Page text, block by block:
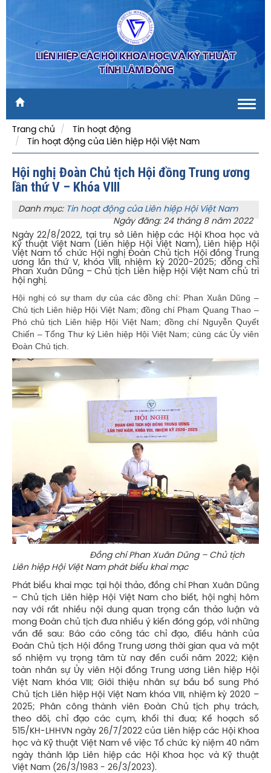
LIÊN HIỆP CÁC HỘI KHOA HỌC VÀ KỸ THUẬT
TỈNH LÂM ĐỒNG
Trang chủ
Tin hoạt động
Tin hoạt động của Liên hiệp Hội Việt Nam
Hội nghị Đoàn Chủ tịch Hội đồng Trung ương
lần thứ V – Khóa VIII
Danh mục: Tin hoạt động của Liên hiệp Hội Việt Nam
Ngày đăng: 24 tháng 8 năm 2022
Ngày 22/8/2022, tại trụ sở Liên hiệp các Hội Khoa học và
Kỹ thuật Việt Nam (Liên hiệp Hội Việt Nam), Liên hiệp Hội
Việt Nam tổ chức Hội nghị Đoàn Chủ tịch Hội đồng Trung
ương lần thứ V, khóa VIII, nhiệm kỳ 2020-2025; đồng chí
Phan Xuân Dũng – Chủ tịch Liên hiệp Hội Việt Nam chủ trì
hội nghị.
Hội nghị có sự tham dự của các đồng chí: Phan Xuân Dũng –
Chủ tịch Liên hiệp Hội Việt Nam; đồng chí Phạm Quang Thao –
Phó chủ tịch Liên hiệp Hội Việt Nam; đồng chí Nguyễn Quyết
Chiến – Tổng Thư ký Liên hiệp Hội Việt Nam; cùng các Ủy viên
Đoàn Chủ tịch.
Đồng chí Phan Xuân Dũng – Chủ tịch
Liên hiệp Hội Việt Nam phát biểu khai mạc
Phát biểu khai mạc tại hội thảo, đồng chí Phan Xuân Dũng
– Chủ tịch Liên hiệp Hội Việt Nam cho biết, hội nghị hôm
nay với rất nhiều nội dung quan trọng cần thảo luận và
mong Đoàn chủ tịch đưa nhiều ý kiến đóng góp, với những
vấn đề sau: Báo cáo công tác chỉ đạo, điều hành của
Đoàn Chủ tịch Hội đồng Trung ương thời gian qua và một
số nhiệm vụ trọng tâm từ nay đến cuối năm 2022; Kiện
toàn nhân sự Ủy viên Hội đồng Trung ương Liên hiệp Hội
Việt Nam khóa VIII; Giới thiệu nhân sự bầu bổ sung Phó
Chủ tịch Liên hiệp Hội Việt Nam khóa VIII, nhiệm kỳ 2020 –
2025; Phân công thành viên Đoàn Chủ tịch phụ trách,
theo dõi, chỉ đạo các cụm, khối thi đua; Kế hoạch số
515/KH-LHHVN ngày 26/7/2022 của Liên hiệp các Hội Khoa
học và Kỹ thuật Việt Nam về việc Tổ chức kỷ niệm 40 năm
ngày thành lập Liên hiệp các Hội Khoa học và Kỹ thuật
Việt Nam (26/3/1983 - 26/3/2023).